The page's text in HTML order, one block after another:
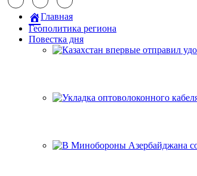
Главная
Геополитика региона
Повестка дня